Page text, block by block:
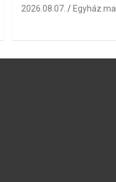
2026.08.07. Egyház.ma